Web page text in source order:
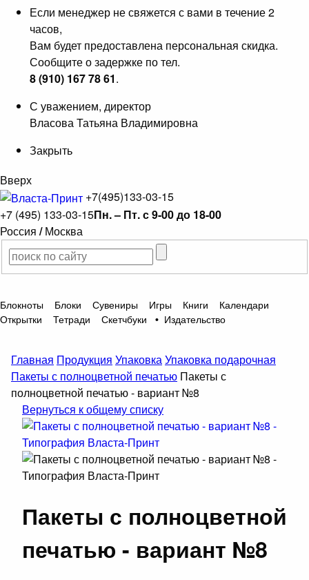
Если менеджер не свяжется с вами в течение 2
часов,
Вам будет предоставлена персональная скидка.
Сообщите о задержке по тел.
8 (910) 167 78 61.
С уважением, директор
Власова Татьяна Владимировна
Закрыть
Вверх
+7(495)133-03-15
+7 (495) 133-03-15Пн. – Пт. с 9-00 до 18-00
Россия / Москва
Блокноты Блоки Сувениры Игры Книги
Календари
Открытки
Тетради Скетчбуки • Издательство
Главная Продукция УпаковкаУпаковка подарочная
Пакеты с полноцветной печатью Пакеты с
полноцветной печатью - вариант №8
Вернуться к общему списку
Пакеты с полноцветной
печатью - вариант №8